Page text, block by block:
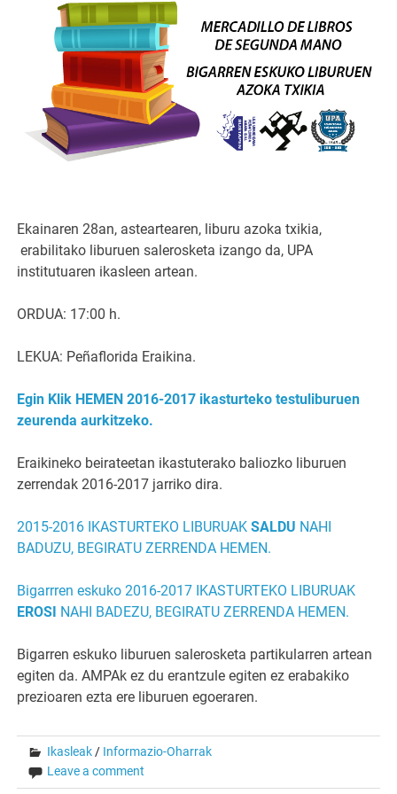
Ekainaren 28an, asteartearen, liburu azoka txikia,
erabilitako liburuen salerosketa izango da, UPA
institutuaren ikasleen artean.
ORDUA: 17:00 h.
LEKUA: Peñaflorida Eraikina.
Egin Klik HEMEN 2016-2017 ikasturteko testuliburuen
zeurenda aurkitzeko.
Eraikineko beirateetan ikastuterako baliozko liburuen
zerrendak 2016-2017 jarriko dira.
2015-2016 IKASTURTEKO LIBURUAKSALDU NAHI
BADUZU, BEGIRATU ZERRENDA HEMEN.
Bigarrren eskuko 2016-2017 IKASTURTEKO LIBURUAK
EROSI NAHI BADEZU, BEGIRATU ZERRENDA HEMEN.
Bigarren eskuko liburuen salerosketa partikularren artean
egiten da. AMPAk ez du erantzule egiten ez erabakiko
prezioaren ezta ere liburuen egoeraren.
Ikasleak / Informazio-Oharrak
Leave a comment